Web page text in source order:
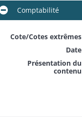
Comptabilité
Cote/Cotes extrêmes
Date
Présentation du
contenu